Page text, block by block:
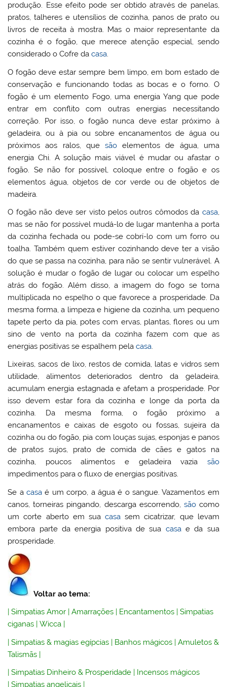
produção. Esse efeito pode ser obtido através de panelas,
pratos, talheres e utensílios de cozinha, panos de prato ou
livros de receita à mostra. Mas o maior representante da
cozinha é o fogão, que merece atenção especial, sendo
considerado o Cofre dacasa.
O fogão deve estar sempre bem limpo, em bom estado de
conservação e funcionando todas as bocas e o forno. O
fogão é um elemento Fogo, uma energia Yang que pode
entrar em conflito com outras energias necessitando
correção. Por isso, o fogão nunca deve estar próximo à
geladeira, ou à pia ou sobre encanamentos de água ou
próximos aos ralos, que são elementos de água, uma
energia Chi. A solução mais viável é mudar ou afastar o
fogão. Se não for possivel, coloque entre o fogão e os
elementos água, objetos de cor verde ou de objetos de
madeira.
O fogão não deve ser visto pelos outros cômodos da casa,
mas se não for possível mudá-lo de lugar mantenha a porta
da cozinha fechada ou pode-se cobrí-lo com um forro ou
toalha. Também quem estiver cozinhando deve ter a visão
do que se passa na cozinha, para não se sentir vulnerável. A
solução é mudar o fogão de lugar ou colocar um espelho
atrás do fogão. Além disso, a imagem do fogo se torna
multiplicada no espelho o que favorece a prosperidade. Da
mesma forma, a limpeza e higiene da cozinha, um pequeno
tapete perto da pia, potes com ervas, plantas, flores ou um
sino de vento na porta da cozinha fazem com que as
energias positivas se espalhem pelacasa.
Lixeiras, sacos de lixo, restos de comida, latas e vidros sem
utilidade, alimentos deteriorados dentro da geladeira,
acumulam energia estagnada e afetam a prosperidade. Por
isso devem estar fora da cozinha e longe da porta da
cozinha. Da mesma forma, o fogão próximo a
encanamentos e caixas de esgoto ou fossas, sujeira da
cozinha ou do fogão, pia com louças sujas, esponjas e panos
de pratos sujos, prato de comida de cães e gatos na
cozinha, poucos alimentos e geladeira vazia são
impedimentos para o fluxo de energias positivas.
Se a casaé um corpo, a água é o sangue. Vazamentos em
canos, torneiras pingando, descarga escorrendo, sãocomo
um corte aberto em suacasa sem cicatrizar, que levam
embora parte da energia positiva de sua casae da sua
prosperidade.
Voltar ao tema:
|Simpatias Amor |Amarrações Encantamentos |Simpatias
ciganas |Wicca
|Simpatias & magias egípcias | Banhos mágicos |Amuletos &
Talismãs |
|Simpatias Dinheiro & Prosperidade | Incensos mágicos
|Simpatias angelicais |